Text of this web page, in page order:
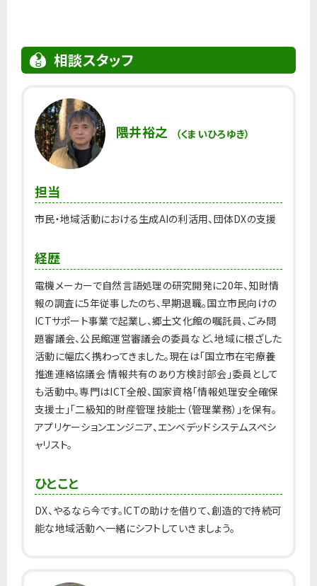
相談スタッフ
隈井裕之 （くまいひろゆき）
担当
市民・地域活動における生成AIの利活用、団体DXの支援
経歴
電機メーカーで自然言語処理の研究開発に20年、知財情
報の調査に5年従事したのち、早期退職。国立市民向けの
ICTサポート事業で起業し、郷土文化館の嘱託員、ごみ問
題審議会、公民館運営審議会の委員など、地域に根ざした
活動に幅広く携わってきました。現在は「国立市在宅療養
推進連絡協議会 情報共有のあり方検討部会」委員として
も活動中。専門はICT全般、国家資格「情報処理安全確保
支援士」「二級知的財産管理技能士（管理業務）」を保有。
アプリケーションエンジニア、エンベデッドシステムスペシ
ャリスト。
ひとこと
DX、やるなら今です。ICTの助けを借りて、創造的で持続可
能な地域活動へ一緒にシフトしていきましょう。